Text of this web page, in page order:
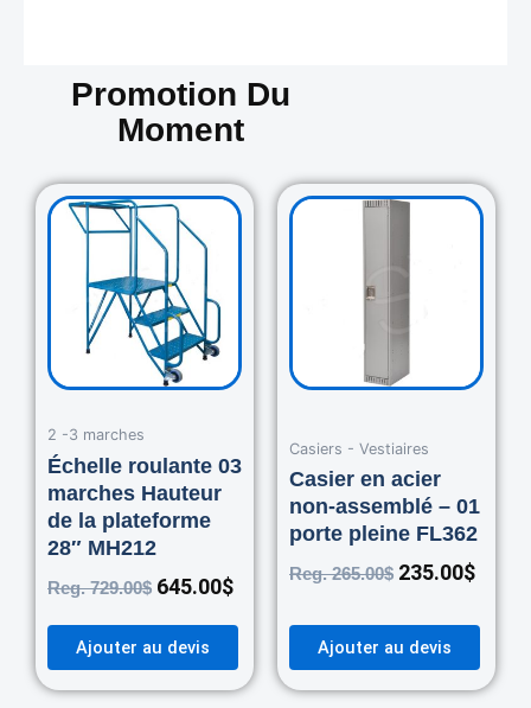
Promotion Du
Moment
2 -3 marches
Échelle roulante 03
marches Hauteur
de la plateforme
28″ MH212
Reg.729.00$
Original
price
was:
729.00$.
645.00$
Current
price
Ajouter au devis
Casiers - Vestiaires
Casier en acier
non-assemblé – 01
porte pleine FL362
Reg.265.00$
Original
235.00$
price
Ajouter au devis